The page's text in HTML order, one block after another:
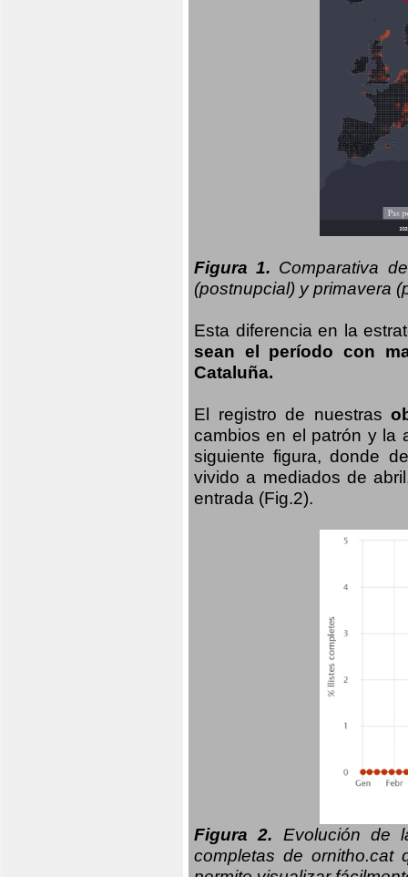
Figura 1. Comparativa
(postnupcial) y primavera
Esta diferencia en la
sean el período con
Cataluña.
El registro de nuestras
cambios en el patrón y la
siguiente figura, donde
vivido a mediados de
entrada (Fig.2).
Figura 2. Evolución de
completas de